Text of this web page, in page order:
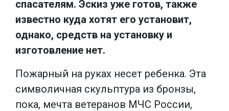
спасателям. Эскиз уже готов, также
известно куда хотят его установит,
однако, средств на установку и
изготовление нет.
Пожарный на руках несет ребенка. Эта
символичная скульптура из бронзы,
пока, мечта ветеранов МЧС России,